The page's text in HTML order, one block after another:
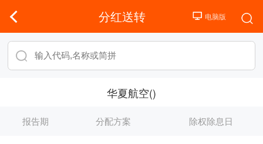
分红送转
华夏航空()
报告期 分配方案 除权除息日